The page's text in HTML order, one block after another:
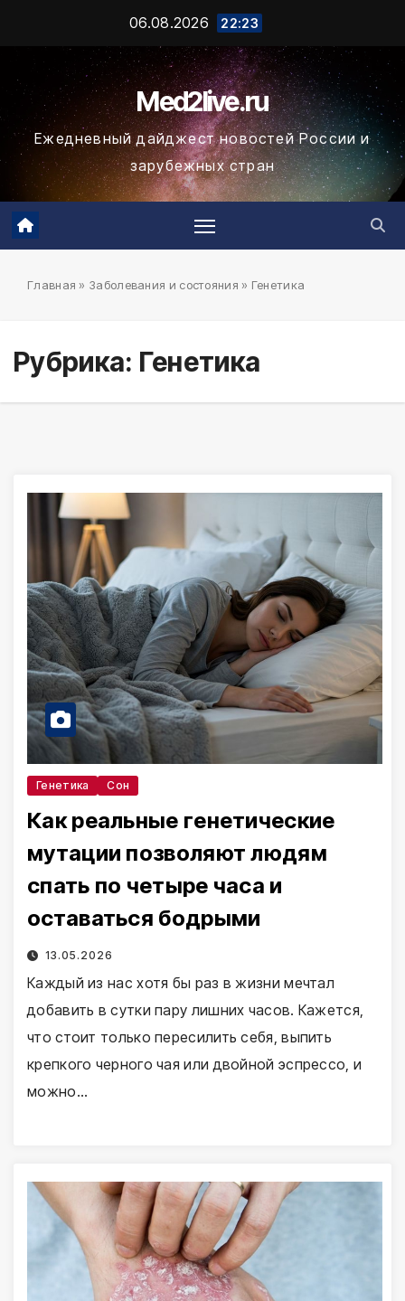
содержимому
06.08.2026 22:23
Med2live.ru
Ежедневный дайджест новостей России и
зарубежных стран
Главная » Заболевания и состояния » Генетика
Рубрика: Генетика
Генетика Сон
Как реальные генетические
мутации позволяют людям
спать по четыре часа и
оставаться бодрыми
13.05.2026
Каждый из нас хотя бы раз в жизни мечтал
добавить в сутки пару лишних часов. Кажется,
что стоит только пересилить себя, выпить
крепкого черного чая или двойной эспрессо, и
можно…